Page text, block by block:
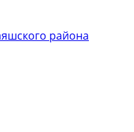
района